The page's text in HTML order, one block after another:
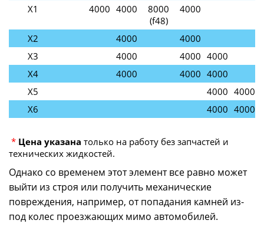
Х1
4000 4000
8000
(f48)
4000
Х2 4000
4000
Х3
4000 4000 4000
Х4
4000 4000 4000
Х5
4000 4000
Х6
4000 4000
* Цена указана только на работу без запчастей и
технических жидкостей.
Однако со временем этот элемент все равно может
выйти из строя или получить механические
повреждения, например, от попадания камней из-
под колес проезжающих мимо автомобилей.